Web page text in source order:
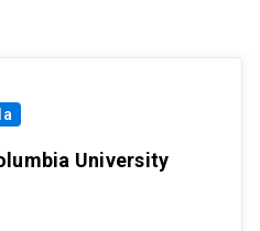
University